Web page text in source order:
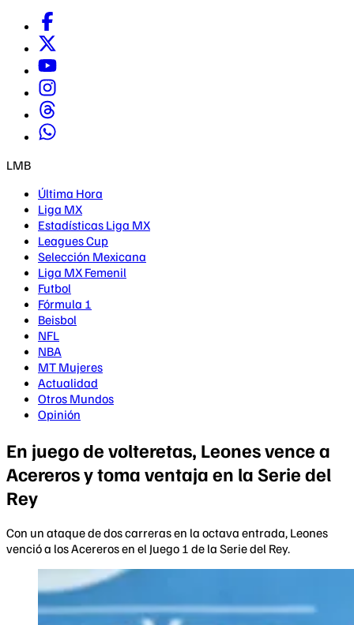
LMB
Última Hora
Liga MX
Estadísticas Liga MX
Leagues Cup
Selección Mexicana
Liga MX Femenil
Futbol
Fórmula 1
Beisbol
NFL
NBA
MT Mujeres
Actualidad
Otros Mundos
Opinión
En juego de volteretas, Leones vence a
Acereros y toma ventaja en la Serie del
Rey
Con un ataque de dos carreras en la octava entrada, Leones
venció a los Acereros en el Juego 1 de la Serie del Rey.